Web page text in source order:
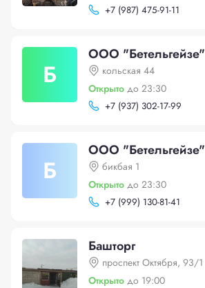
+7 (987) 475-91-11
Б
ООО "Бетельгейзе"
кольская 44
Открыто до 23:30
+7 (937) 302-17-99
Б
ООО "Бетельгейзе"
бикбая 1
Открыто до 23:30
+7 (999) 130-81-41
Башторг
проспект Октября, 93/1
Открыто до 19:00